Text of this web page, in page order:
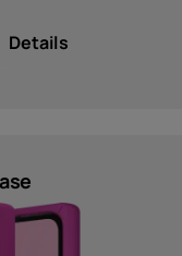
Details